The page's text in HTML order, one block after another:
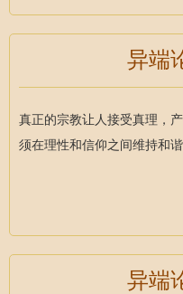
异端
真正的宗教让人接受真理，
须在理性和信仰之间维持和谐
异端